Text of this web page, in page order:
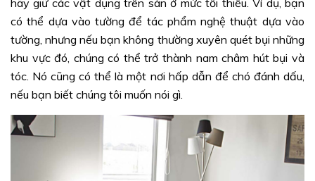
có thể dựa vào tường để tác phẩm nghệ thuật dựa vào
tường, nhưng nếu bạn không thường xuyên quét bụi những
khu vực đó, chúng có thể trở thành nam châm hút bụi và
tóc. Nó cũng có thể là một nơi hấp dẫn để chó đánh dấu,
nếu bạn biết chúng tôi muốn nói gì.